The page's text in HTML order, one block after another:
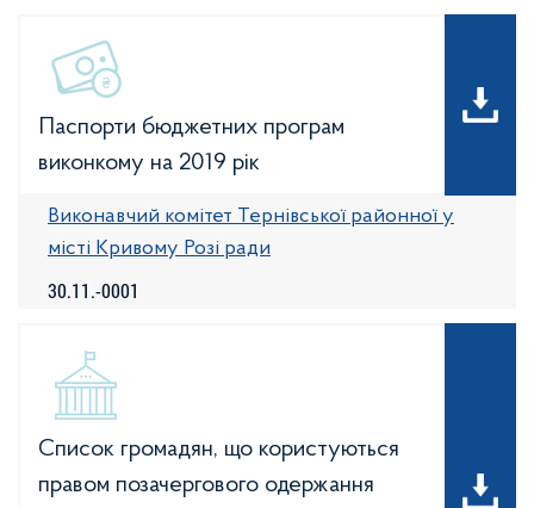
Паспорти бюджетних програм
виконкому на 2019 рік
30.11.-0001
Виконавчий комітет Тернівської районної у
місті Кривому Розі ради
Список громадян, що користуються
правом позачергового одержання